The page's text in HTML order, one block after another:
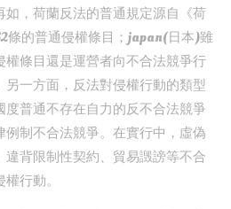
，荷蘭反法的普通規定源自《荷
條的普通侵權條目；japan(日本)雖
條目還是運營者向不合法競爭行
一方面，反法對侵權行動的類型
普通不存在自力的反不合法競爭
制不合法競爭。在實行中，虛偽
背限制性契約、貿易譭謗等不合
行動。